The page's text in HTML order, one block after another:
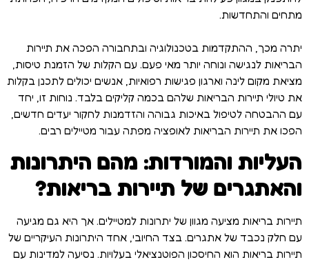
מתחים והתחדשות.
יתרה מכך, ההתקדמות בטכנולוגיה ובתחבורה הפכה את תיירות
הבריאות לנגישה ונוחה יותר מאי פעם. עם הקלות של הזמנת טיסות,
מציאת מקום לינה וארגון פגישות רפואיות, אנשים יכולים לתכנן בקלות
את טיולי תיירות הבריאות שלהם בכמה קליקים בלבד. נוחות זו, יחד
עם ההבטחה לטיפול באיכות גבוהה והזדמנות לחקור יעדים חדשים,
הפכו את תיירות הבריאות לאופציה מפתה עבור מטיילים רבים.
העליות והמורדות: מהם היתרונות
והאתגרים של תיירות בריאות?
תיירות בריאות מציעה מגוון של יתרונות למטיילים. אך היא גם מגיעה
עם חלק נכבד של אתגרים. בצד החיובי, אחד היתרונות העיקריים של
תיירות בריאות הוא החיסכון הפוטנציאלי בעלויות. נסיעה למדינות עם